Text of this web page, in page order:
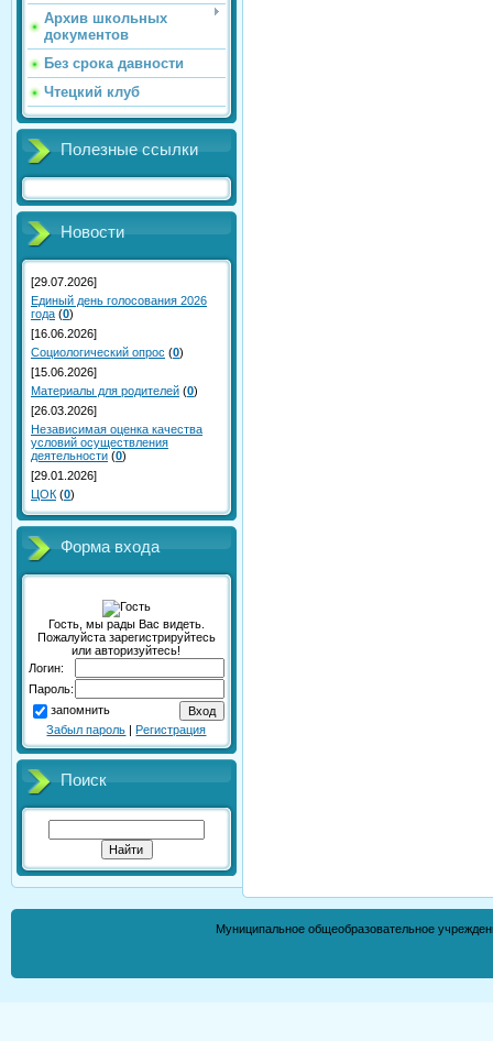
Архив школьных
документов
Без срока давности
Чтецкий клуб
Полезные ссылки
Новости
[29.07.2026]
Единый день голосования 2026
года (0)
[16.06.2026]
Социологический опрос (0)
[15.06.2026]
Материалы для родителей (0)
[26.03.2026]
Независимая оценка качества
условий осуществления
деятельности (0)
[29.01.2026]
ЦОК (0)
Форма входа
Гость, мы рады Вас видеть.
Пожалуйста зарегистрируйтесь
или авторизуйтесь!
Логин:
Пароль:
запомнить
Забыл пароль |Регистрация
Поиск
Муниципальное общеобразовательное